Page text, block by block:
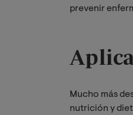
prevenir
Mucho más
nutrición y